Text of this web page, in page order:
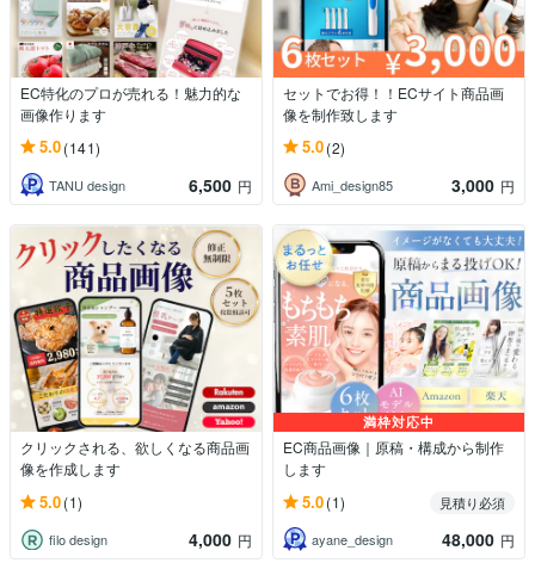
EC特化のプロが売れる！魅力的な
画像作ります
5.0(141)
TANU design 6,500 円
セットでお得！！ECサイト商品画
像を制作致します
5.0(2)
Ami_design85 3,000 円
クリックされる、欲しくなる商品画
像を作成します
5.0(1)
filo design 4,000 円
満枠対応中
EC商品画像｜原稿・構成から制作
します
5.0(1)
見積り必須
ayane_design
48,000 円